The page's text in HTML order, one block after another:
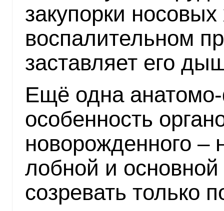
закупорки
воспалительном
заставляет его
Ещё одна
особенность
новорожденного –
лобной и
созревать только